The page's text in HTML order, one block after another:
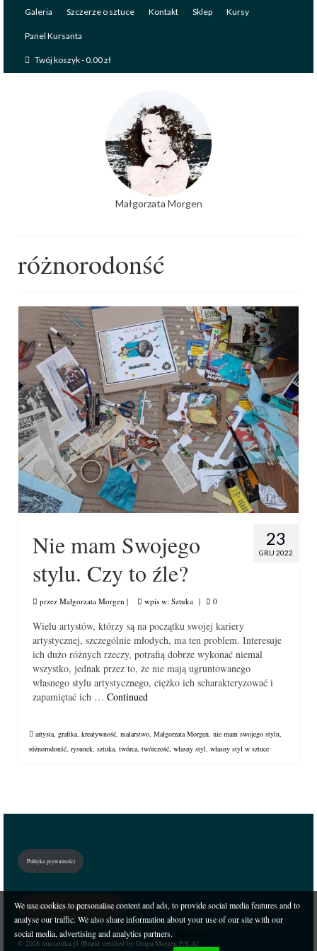
Galeria Szczerze o sztuce Kontakt Sklep Kursy
Panel Kursanta
Twój koszyk-0.00zł
Małgorzata Morgen
różnorodonść
23
GRU 2022
Nie mam Swojego
stylu. Czy to źle?
przez Małgorzata Morgen | wpis w: Sztuka | 0
Wielu artystów, którzy są na początku swojej kariery
artystycznej, szczególnie młodych, ma ten problem. Interesuje
ich dużo różnych rzeczy, potrafią dobrze wykonać niemal
wszystko, jednak przez to, że nie mają ugruntowanego
własnego stylu artystycznego, ciężko ich scharakteryzować i
zapamiętać ich … Continued
artysta grafika kreatywność malarstwo Małgorzata Morgen nie mam swojego stylu
różnorodonść rysunek sztuka twórca twórczość własny styl własny styl w sztuce
Polityka prywatności
Regulamin sklepu i świadczenia usług
© 2026 mmsztuka.pl [Brand certified by Grupa Morgen P.S.A]
We use cookies to personalise content and ads, to provide social media features and to
analyse our traffic. We also share information about your use of our site with our
social media, advertising and analytics partners.